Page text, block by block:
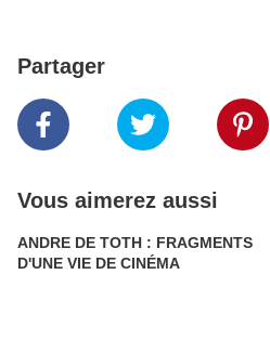
Partager
Vous aimerez aussi
ANDRE DE TOTH : FRAGMENTS
D'UNE VIE DE CINÉMA